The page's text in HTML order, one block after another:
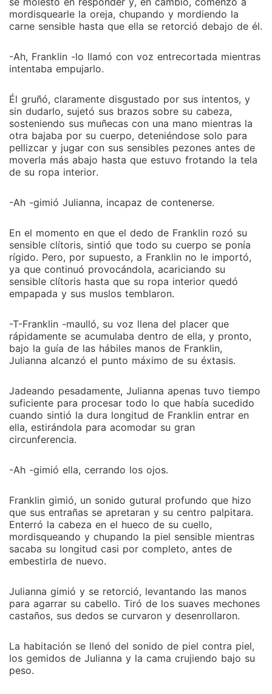
mordisquearle la oreja, chupando y mordiendo la
carne sensible hasta que ella se retorció debajo de él.
-Ah, Franklin -lo llamó con voz entrecortada mientras
intentaba empujarlo.
Él gruñó, claramente disgustado por sus intentos, y
sin dudarlo, sujetó sus brazos sobre su cabeza,
sosteniendo sus muñecas con una mano mientras la
otra bajaba por su cuerpo, deteniéndose solo para
pellizcar y jugar con sus sensibles pezones antes de
moverla más abajo hasta que estuvo frotando la tela
de su ropa interior.
-Ah -gimió Julianna, incapaz de contenerse.
En el momento en que el dedo de Franklin rozó su
sensible clítoris, sintió que todo su cuerpo se ponía
rígido. Pero, por supuesto, a Franklin no le importó,
ya que continuó provocándola, acariciando su
sensible clítoris hasta que su ropa interior quedó
empapada y sus muslos temblaron.
-T-Franklin -maulló, su voz llena del placer que
rápidamente se acumulaba dentro de ella, y pronto,
bajo la guía de las hábiles manos de Franklin,
Julianna alcanzó el punto máximo de su éxtasis.
Jadeando pesadamente, Julianna apenas tuvo tiempo
suficiente para procesar todo lo que había sucedido
cuando sintió la dura longitud de Franklin entrar en
ella, estirándola para acomodar su gran
circunferencia.
-Ah -gimió ella, cerrando los ojos.
Franklin gimió, un sonido gutural profundo que hizo
que sus entrañas se apretaran y su centro palpitara.
Enterró la cabeza en el hueco de su cuello,
mordisqueando y chupando la piel sensible mientras
sacaba su longitud casi por completo, antes de
embestirla de nuevo.
Julianna gimió y se retorció, levantando las manos
para agarrar su cabello. Tiró de los suaves mechones
castaños, sus dedos se curvaron y desenrollaron.
La habitación se llenó del sonido de piel contra piel,
los gemidos de Julianna y la cama crujiendo bajo su
peso.